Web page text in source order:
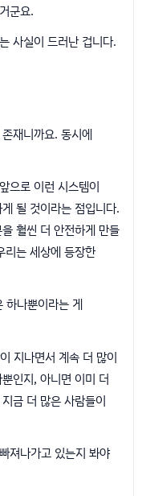
군요.
사실이 드러난 겁니다.
재니까요. 동시에
으로 이런 시스템이
될 것이라는 점입니다.
훨씬 더 안전하게 만들
리는 세상에 등장한
하나뿐이라는 게
지나면서 계속 더 많이
인지, 아니면 이미 더
금 더 많은 사람들이
져나가고 있는지 봐야